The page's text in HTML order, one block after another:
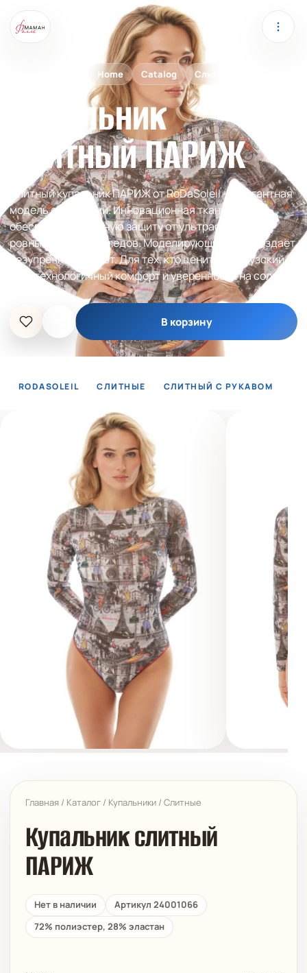
Home Catalog Слитные
Купальник
слитный ПАРИЖ
Слитный купальник ПАРИЖ от RoDaSoleil — элегантная
модель с рукавами. Инновационная ткань
обеспечивает полную защиту от ультрафиолета и
ровный загар без следов. Моделирующий крой создаёт
безупречный силуэт. Для тех, кто ценит французский
шик, технологичный комфорт и уверенность на солнце.
В корзину
RODASOLEIL СЛИТНЫЕ СЛИТНЫЙ С РУКАВОМ
Главная / Каталог / Купальники / Слитные
Купальник слитный
ПАРИЖ
Нет в наличии
Артикул 24001066
72% полиэстер, 28% эластан